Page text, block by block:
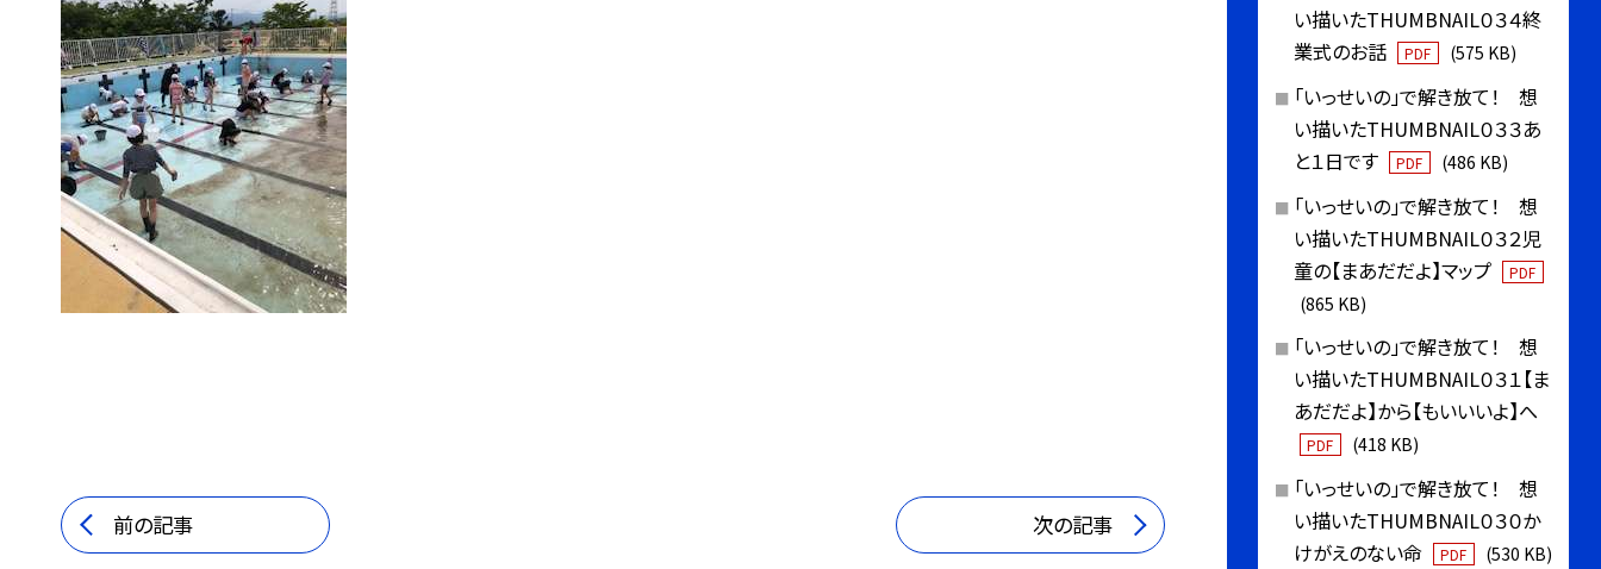
前の記事 次の記事
い描いたTHUMBNAIL０３４終
業式のお話
PDF (575 KB)
「いっせいの」で解き放て！ 想
い描いたTHUMBNAIL０３３あ
と１日です
PDF (486 KB)
「いっせいの」で解き放て！ 想
い描いたTHUMBNAIL０３２児
童の【まあだだよ】マップ
PDF
(865 KB)
「いっせいの」で解き放て！ 想
い描いたTHUMBNAIL０３１【ま
あだだよ】から【もいいいよ】へ
PDF (418 KB)
「いっせいの」で解き放て！ 想
い描いたTHUMBNAIL０３０か
けがえのない命
PDF (530 KB)